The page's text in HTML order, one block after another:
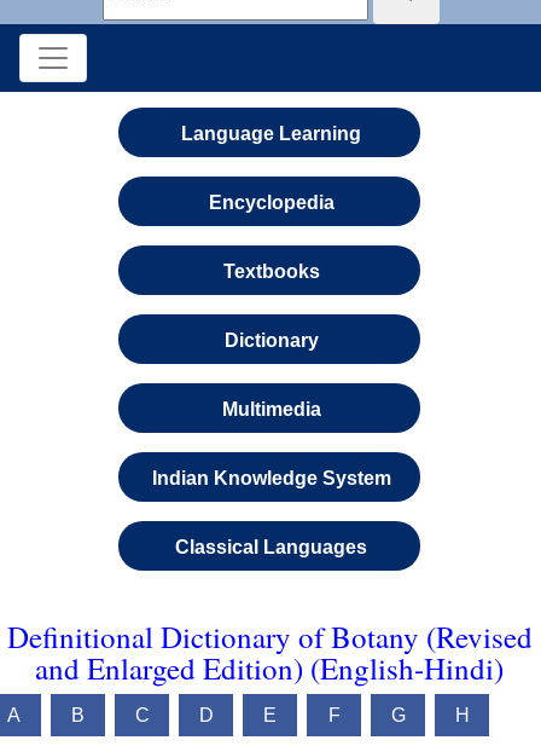
Language Learning
Encyclopedia
Textbooks
Dictionary
Multimedia
Indian Knowledge System
Classical Languages
Definitional Dictionary of Botany (Revised
and Enlarged Edition) (English-Hindi)
A B C D E F G H